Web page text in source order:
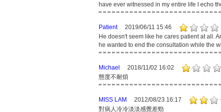
have ever witnessed in my entire life I echo
Patient
2019/06/11 15:46
He doesn't seem like he cares patient at all.
he wanted to end the consultation while the
Michael
2018/11/02 16:02
態度不耐煩
MISS LAM
2012/08/23 16:17
對病人冷冷淡淡感覺差勁